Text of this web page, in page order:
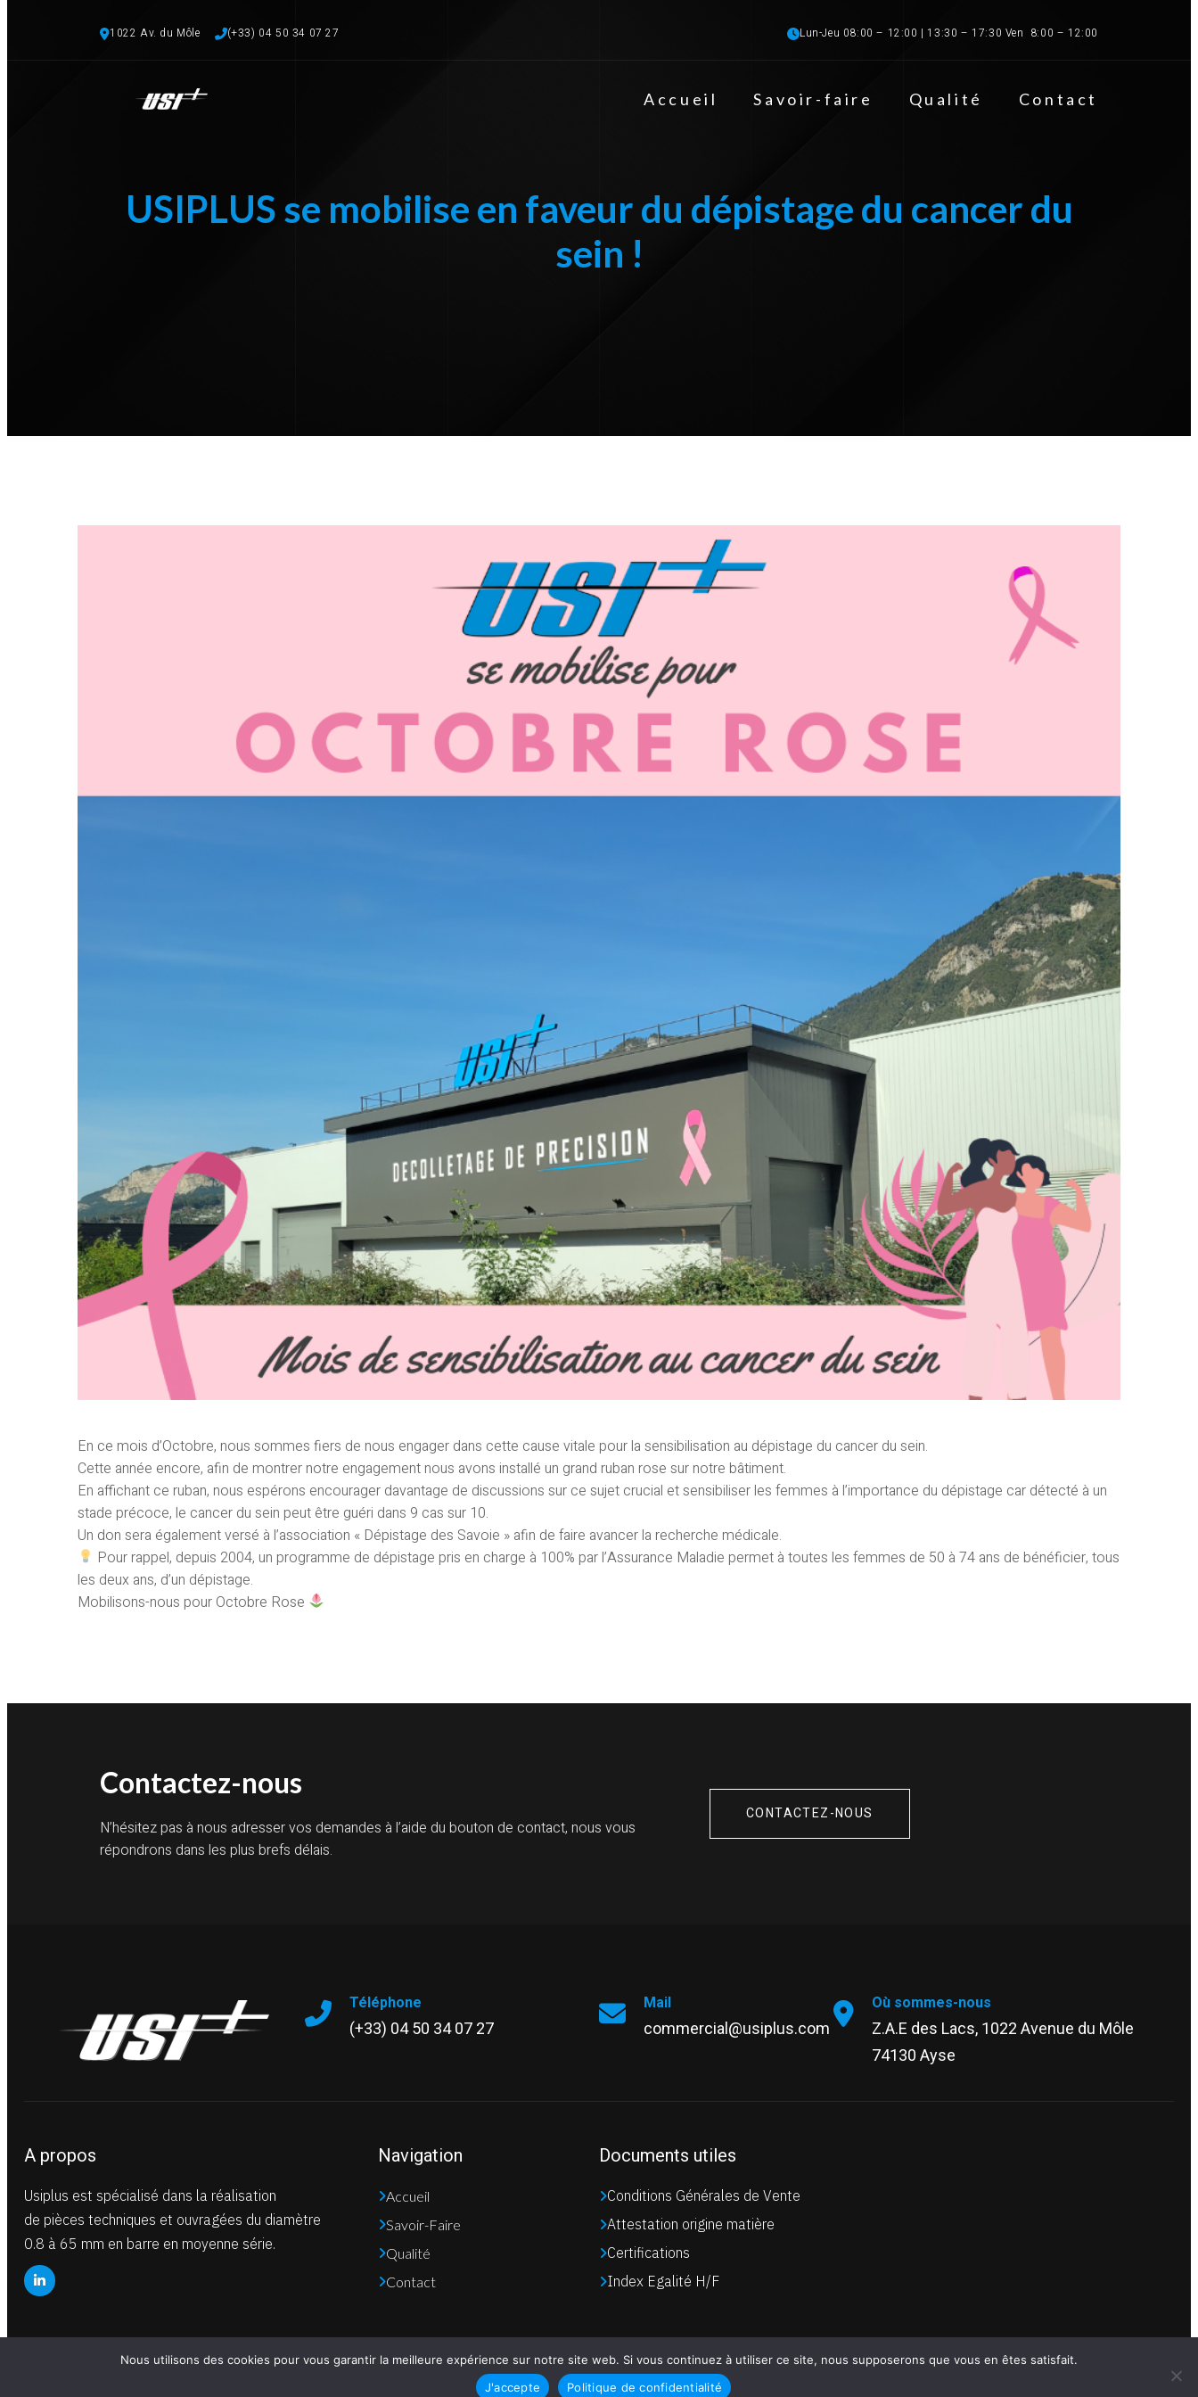
1022 Av. du Môle (+33) 04 50 34 07 27 Lun-Jeu 08:00 – 12:00 | 13:30 – 17:30 Ven  8:00 – 12:00
Accueil Savoir-faire Qualité Contact
USIPLUS se mobilise en faveur du dépistage du cancer du
sein !
En ce mois d’Octobre, nous sommes fiers de nous engager dans cette cause vitale pour la sensibilisation au dépistage du cancer du sein.
Cette année encore, afin de montrer notre engagement nous avons installé un grand ruban rose sur notre bâtiment.
En affichant ce ruban, nous espérons encourager davantage de discussions sur ce sujet crucial et sensibiliser les femmes à l’importance du dépistage car détecté à un
stade précoce, le cancer du sein peut être guéri dans 9 cas sur 10.
Un don sera également versé à l’association « Dépistage des Savoie » afin de faire avancer la recherche médicale.
Pour rappel, depuis 2004, un programme de dépistage pris en charge à 100% par l’Assurance Maladie permet à toutes les femmes de 50 à 74 ans de bénéficier, tous
les deux ans, d’un dépistage.
Mobilisons-nous pour Octobre Rose
Contactez-nous
N’hésitez pas à nous adresser vos demandes à l’aide du bouton de contact, nous vous
répondrons dans les plus brefs délais.
CONTACTEZ-NOUS
Téléphone
(+33) 04 50 34 07 27
Mail
commercial@usiplus.com
Où sommes-nous
Z.A.E des Lacs, 1022 Avenue du Môle
74130 Ayse
A propos
Usiplus est spécialisé dans la réalisation
de pièces techniques et ouvragées du diamètre
0.8 à 65 mm en barre en moyenne série.
Navigation
Accueil
Savoir-Faire
Qualité
Contact
Documents utiles
Conditions Générales de Vente
Attestation origine matière
Certifications
Index Egalité H/F
Groupe EKAIM
Nous utilisons des cookies pour vous garantir la meilleure expérience sur notre site web. Si vous continuez à utiliser ce site, nous supposerons que vous en êtes satisfait.
J'accepte
Politique de confidentialité